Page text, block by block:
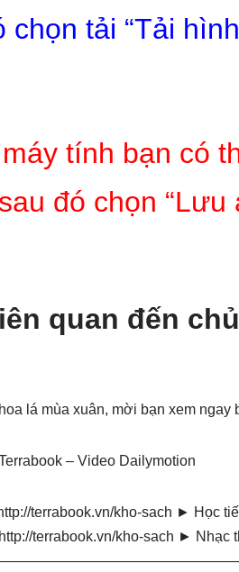
tải “Tải
tính bạn có
đó chọn “Lưu
quan đến
lá mùa xuân, mời bạn xem ngay
– Video Dailymotion
terrabook.vn/kho-sach ► Học
terrabook.vn/kho-sach ► Nhạc
tự